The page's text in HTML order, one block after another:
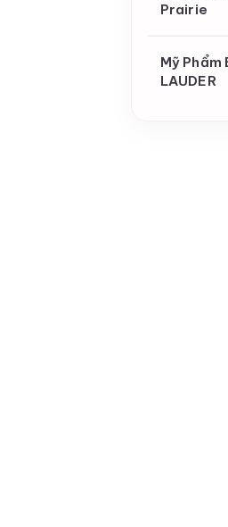
Prairie
Mỹ Phẩm
LAUDER